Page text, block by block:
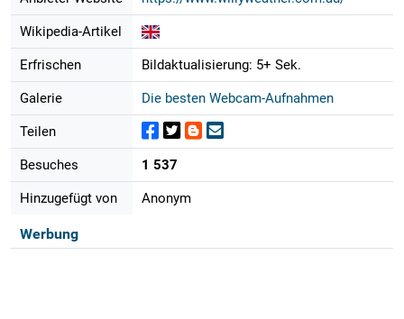
Wikipedia-Artikel
Erfrischen Bildaktualisierung: 5+ Sek.
Galerie Die besten Webcam-Aufnahmen
Teilen
Besuches 1 537
Hinzugefügt von Anonym
Werbung